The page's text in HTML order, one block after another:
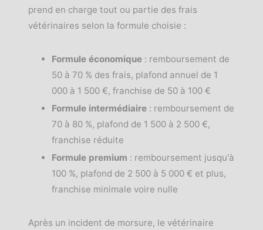
prend en charge tout ou partie des frais
vétérinaires selon la formule choisie :
Formule économique : remboursement de
50 à 70 % des frais, plafond annuel de 1
000 à 1 500 €, franchise de 50 à 100 €
Formule intermédiaire : remboursement de
70 à 80 %, plafond de 1 500 à 2 500 €,
franchise réduite
Formule premium : remboursement jusqu'à
100 %, plafond de 2 500 à 5 000 € et plus,
franchise minimale voire nulle
Après un incident de morsure, le vétérinaire